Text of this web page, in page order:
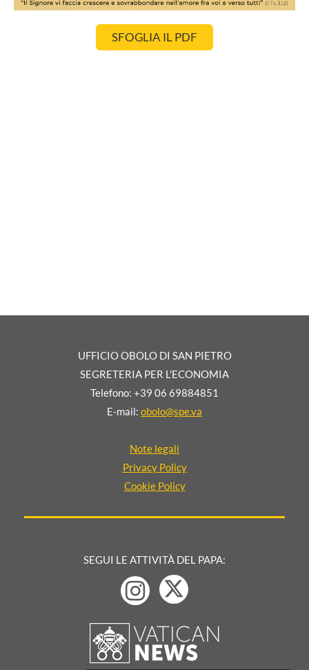
SFOGLIA IL PDF
UFFICIO OBOLO DI SAN PIETRO
SEGRETERIA PER L'ECONOMIA
Telefono: +39 06 69884851
E-mail: obolo@spe.va
Note legali
Privacy Policy
Cookie Policy
SEGUI LE ATTIVITÀ DEL PAPA: